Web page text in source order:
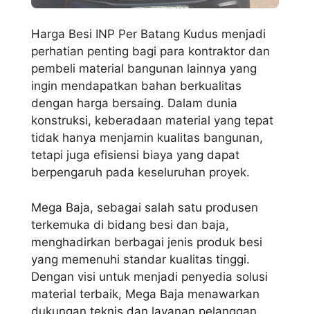
Harga Besi INP Per Batang Kudus menjadi
perhatian penting bagi para kontraktor dan
pembeli material bangunan lainnya yang
ingin mendapatkan bahan berkualitas
dengan harga bersaing. Dalam dunia
konstruksi, keberadaan material yang tepat
tidak hanya menjamin kualitas bangunan,
tetapi juga efisiensi biaya yang dapat
berpengaruh pada keseluruhan proyek.
Mega Baja, sebagai salah satu produsen
terkemuka di bidang besi dan baja,
menghadirkan berbagai jenis produk besi
yang memenuhi standar kualitas tinggi.
Dengan visi untuk menjadi penyedia solusi
material terbaik, Mega Baja menawarkan
dukungan teknis dan layanan pelanggan